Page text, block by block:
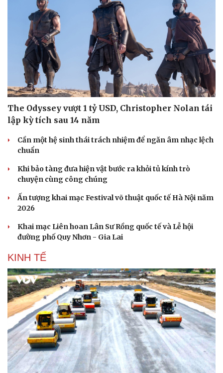
Doanh nghiệp 24h
Doanh nhân
Vì cộng đồng
Tin Công nghệ
Trải nghiệm
Chuyển đổi số
The Odyssey vượt 1 tỷ USD, Christopher Nolan tái
lập kỳ tích sau 14 năm
Cần một hệ sinh thái trách nhiệm để ngăn âm nhạc lệch
chuẩn
Khi bảo tàng đưa hiện vật bước ra khỏi tủ kính trò
chuyện cùng công chúng
Ấn tượng khai mạc Festival võ thuật quốc tế Hà Nội năm
2026
Khai mạc Liên hoan Lân Sư Rồng quốc tế và Lễ hội
đường phố Quy Nhơn - Gia Lai
KINH TẾ